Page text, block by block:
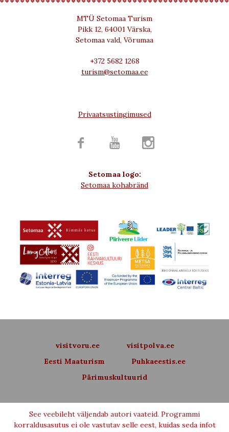
MTÜ Setomaa Turism
Pikk 12, 64001 Värska,
Setomaa vald, Võrumaa
+372 5682 1268
turism@setomaa.ee
Privaatsustingimused
  
Setomaa logo:
Setomaa kohabränd
visitvoru.ee
visitpolva.ee
Eesti Maaturism
Puhkaeestis.ee
Pärimuskultuurid
See veebileht väljendab autori vaateid. Programmi
korraldusasutus ei ole vastutav selle eest, kuidas seda infot